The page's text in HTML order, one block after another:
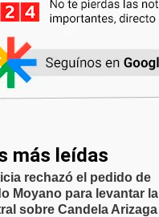
más leídas
rechazó el pedido de
Moyano para levantar la
sobre Candela Arizaga